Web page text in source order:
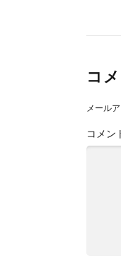
コ
メール
コメン